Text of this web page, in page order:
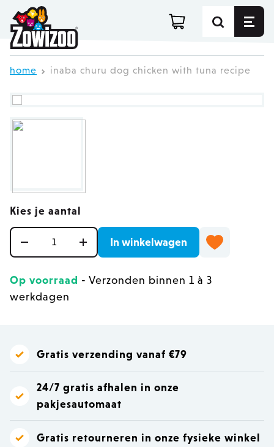
Ga direct door naar de inhoud
home inaba churu dog chicken with tuna recipe
Kies je aantal
In winkelwagen
Op voorraad - Verzonden binnen 1 à 3
werkdagen
Gratis verzending vanaf €79
24/7 gratis afhalen in onze
pakjesautomaat
Gratis retourneren in onze fysieke winkel